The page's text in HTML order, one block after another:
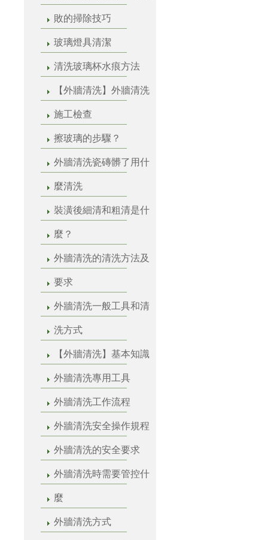
敗的掃除技巧
玻璃燈具清潔
清洗玻璃杯水痕方法
【外牆清洗】外牆清洗
施工檢查
擦玻璃的步驟？
外牆清洗瓷磚髒了用什
麼清洗
裝潢後細清和粗清是什
麼？
外牆清洗的清洗方法及
要求
外牆清洗一般工具和清
洗方式
【外牆清洗】基本知識
外牆清洗專用工具
外牆清洗工作流程
外牆清洗安全操作規程
外牆清洗的安全要求
外牆清洗時需要管控什
麼
外牆清洗方式